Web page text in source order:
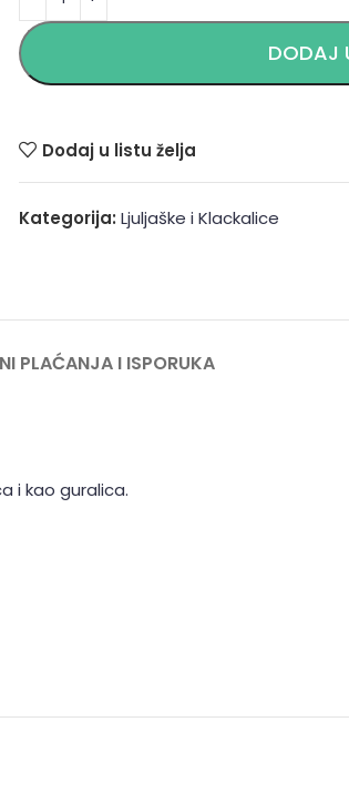
DODAJ
Dodaj u listu želja
Kategorija: Ljuljaške i Klackalice
PLAĆANJA I ISPORUKA
i kao guralica.